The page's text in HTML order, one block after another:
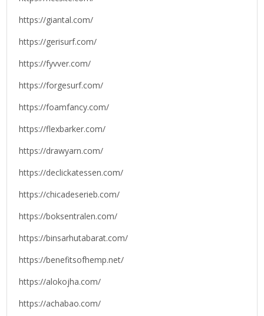
https://giantal.com/
https://gerisurf.com/
https://fyvver.com/
https://forgesurf.com/
https://foamfancy.com/
https://flexbarker.com/
https://drawyarn.com/
https://declickatessen.com/
https://chicadeserieb.com/
https://boksentralen.com/
https://binsarhutabarat.com/
https://benefitsofhemp.net/
https://alokojha.com/
https://achabao.com/